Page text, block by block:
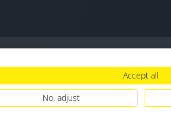
Hinweisgebersystem
Accept all
No, adjust